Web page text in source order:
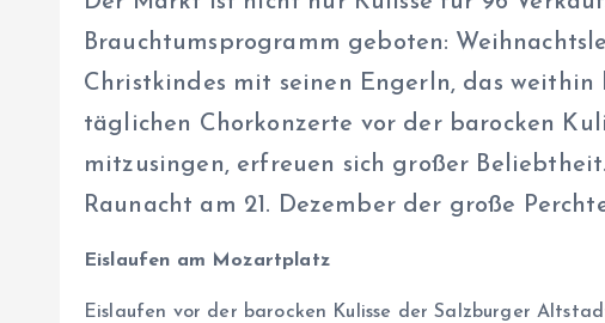
Brauchtumsprogramm geboten:
Christkindes mit seinen Engerln, das
täglichen Chorkonzerte vor der barocken
mitzusingen, erfreuen sich großer
Raunacht am 21. Dezember der große
Eislaufen am Mozartplatz
Eislaufen vor der barocken Kulisse der Salzburger